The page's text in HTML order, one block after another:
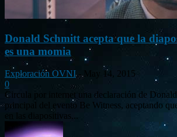
Donald Schmitt acepta que la
es una momia
Exploración OVNI -
May 14, 2015
0
Circula por internet una declaración de
principal del evento Be Witness, aceptando
en las diapositivas...